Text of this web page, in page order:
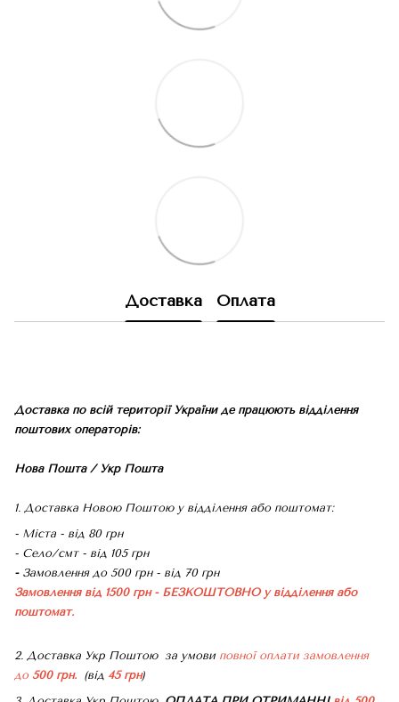
Доставка Оплата
Доставка по всій території України де працюють відділення
поштових операторів:
Нова Пошта / Укр Пошта
1. Доставка Новою Поштою у відділення або поштомат:
- Міста - від 80 грн
- Село/смт - від 105 грн
-Замовлення до 500 грн - від 70 грн
Замовлення від 1500 грн - БЕЗКОШТОВНО у відділення або
поштомат.
2. Доставка Укр Поштою за умови повної оплати замовлення
до 500 грн. (від 45 грн)